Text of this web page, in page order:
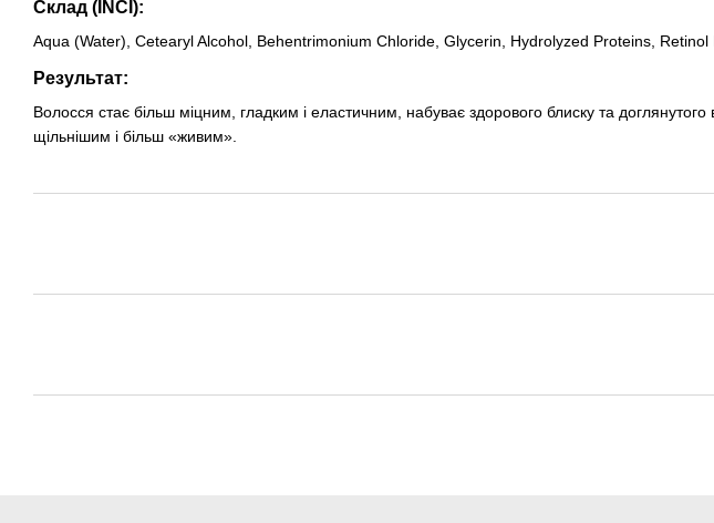
Склад (INCI):
Aqua (Water), Cetearyl Alcohol, Behentrimonium Chloride, Glycerin, Hydrolyzed Proteins,
Результат:
Волосся стає більш міцним, гладким і еластичним, набуває здорового блиску та
щільнішим і більш «живим».